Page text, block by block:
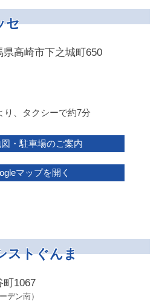
セ
県高崎市下之城町650
り、タクシーで約7分
・駐車場のご案内
マップを開く
ストぐんま
町1067
デン南）